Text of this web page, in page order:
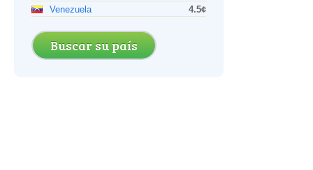
Venezuela
4.5¢
Buscar su país